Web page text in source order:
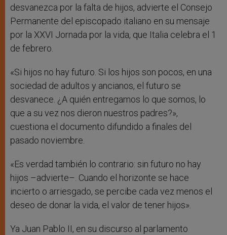
desvanezca por la falta de hijos, advierte el Consejo
Permanente del episcopado italiano en su mensaje
por la XXVI Jornada por la vida, que Italia celebra el 1
de febrero.
«Si hijos no hay futuro. Si los hijos son pocos, en una
sociedad de adultos y ancianos, el futuro se
desvanece. ¿A quién entregamos lo que somos, lo
que a su vez nos dieron nuestros padres?»,
cuestiona el documento difundido a finales del
pasado noviembre.
«Es verdad también lo contrario: sin futuro no hay
hijos –advierte–. Cuando el horizonte se hace
incierto o arriesgado, se percibe cada vez menos el
deseo de donar la vida, el valor de tener hijos».
Ya Juan Pablo II, en su discurso al parlamento